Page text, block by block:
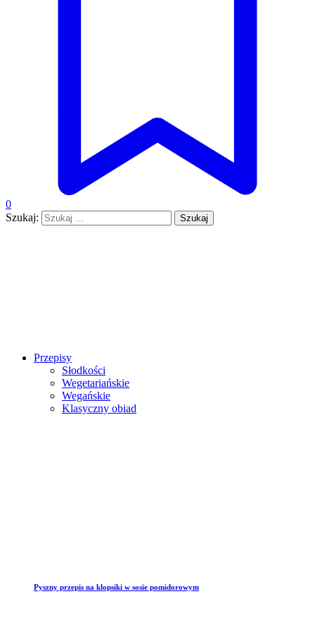
0
Szukaj:
Przepisy
Słodkości
Wegetariańskie
Wegańskie
Klasyczny obiad
Pyszny przepis na klopsiki w sosie pomidorowym